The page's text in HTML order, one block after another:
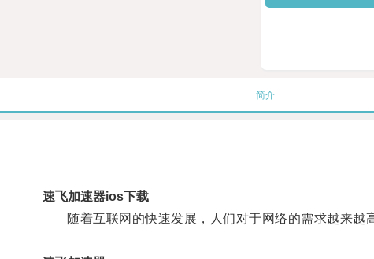
简介
速飞加速器ios下载
随着互联网的快速发展，人们对于网络的需求越来越